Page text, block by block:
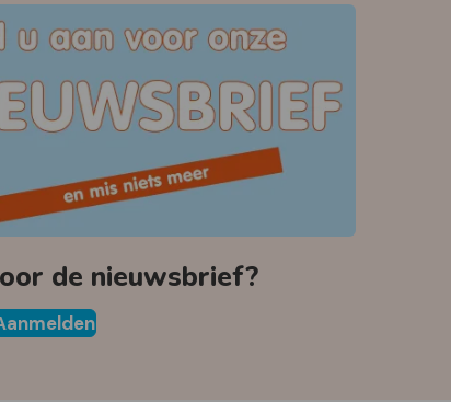
de nieuwsbrief?